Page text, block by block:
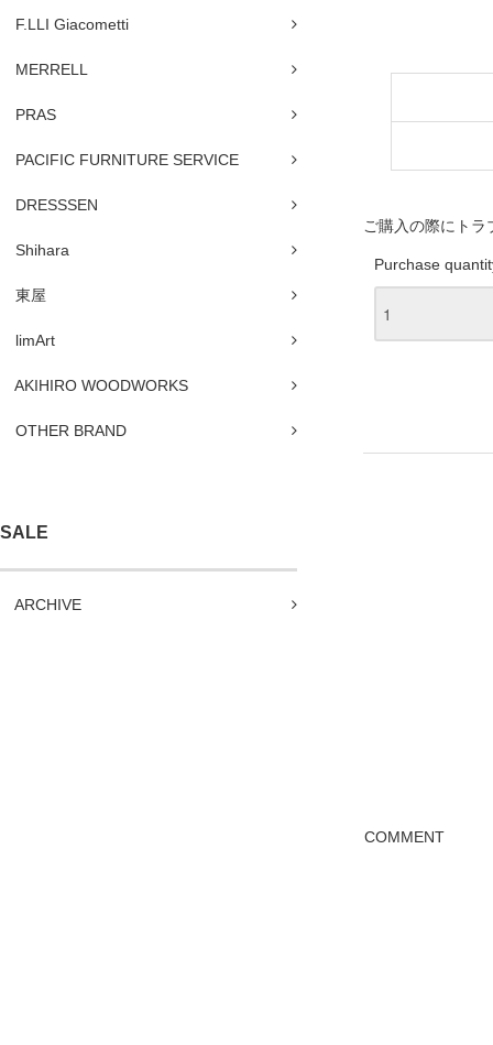
F.LLI Giacometti
MERRELL
PRAS
PACIFIC FURNITURE SERVICE
DRESSSEN
Shihara
東屋
limArt
AKIHIRO WOODWORKS
OTHER BRAND
SALE
ARCHIVE
ご購入の際にト
Purchase
COMMENT